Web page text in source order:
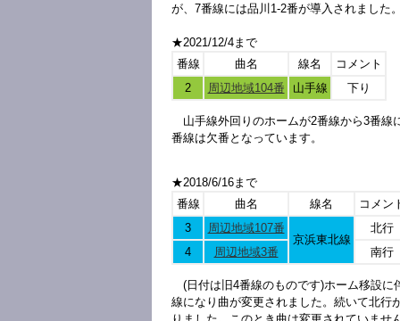
が、7番線には品川1-2番が導入されました
★2021/12/4まで
番線
曲名 線名
コメント
2
周辺地域104番 山手線 下り
山手線外回りのホームが2番線から3番線
番線は欠番となっています。
★2018/6/16まで
番線
曲名 線名
コメン
3
周辺地域107番
京浜東北線
北行
4
周辺地域3番 南行
(日付は旧4番線のものです)ホーム移設
線になり曲が変更されました。続いて北行